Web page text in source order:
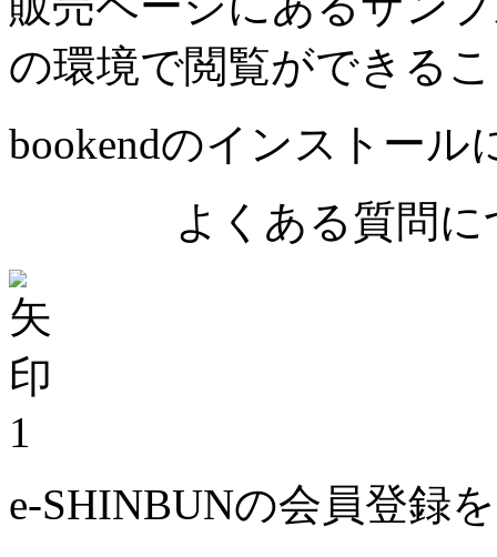
の環境で閲覧ができる
bookendのインストール
よくある質問に
1
e-SHINBUNの会員登録